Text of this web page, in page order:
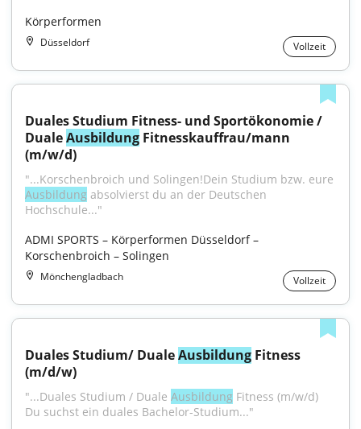
Körperformen
Düsseldorf Vollzeit
Duales Studium Fitness- und Sportökonomie /
Duale Ausbildung Fitnesskauffrau/mann
(m/w/d)
Ausbildung absolvierst du an der Deutschen
Hochschule..."
ADMI SPORTS – Körperformen Düsseldorf –
Korschenbroich – Solingen
Mönchengladbach Vollzeit
Duales Studium/ Duale Ausbildung Fitness
(m/d/w)
"...Duales Studium / Duale Ausbildung Fitness (m/w/d)
Du suchst ein duales Bachelor-Studium..."